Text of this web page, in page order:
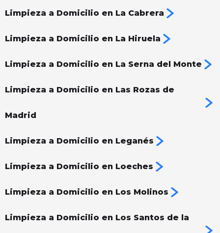
Limpieza a Domicilio en La Cabrera
Limpieza a Domicilio en La Hiruela
Limpieza a Domicilio en La Serna del Monte
Limpieza a Domicilio en Las Rozas de
Madrid
Limpieza a Domicilio en Leganés
Limpieza a Domicilio en Loeches
Limpieza a Domicilio en Los Molinos
Limpieza a Domicilio en Los Santos de la